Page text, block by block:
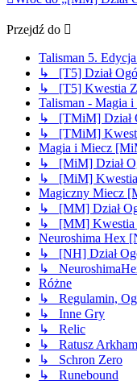
Przejdź do
Talisman 5.
↳ [T5] Dział
↳ [T5] Kwestia
Talisman - Magia
↳ [TMiM] Dział
↳ [TMiM]
Magia i Miecz
↳ [MiM] Dział
↳ [MiM] Kwestia
Magiczny Miecz
↳ [MM] Dział
↳ [MM] Kwestia
Neuroshima Hex
↳ [NH] Dział
↳
Różne
↳ Regulamin,
↳ Inne Gry
↳ Relic
↳ Ratusz Arkham
↳ Schron Zero
↳ Runebound